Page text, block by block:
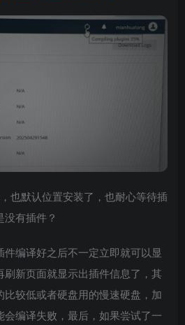
也默认位置安装了，也耐心等待插
有插件？
编译好之后不一定立即就可以显
新页面就显示出插件信息了，其
较低或者硬盘用的慢速硬盘，加
编译失败，最后，如果尝试了一